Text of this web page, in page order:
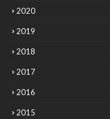
2020
2019
2018
2017
2016
2015